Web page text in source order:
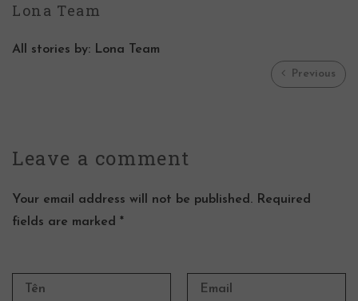
Lona Team
All stories by: Lona Team
Previous
Leave a comment
Your email address will not be published. Required
fields are marked *